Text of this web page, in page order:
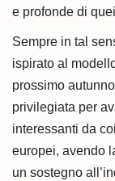
e profonde di
Sempre in tal
ispirato al
prossimo
privilegiata per
interessanti da
europei, avendo
un sostegno